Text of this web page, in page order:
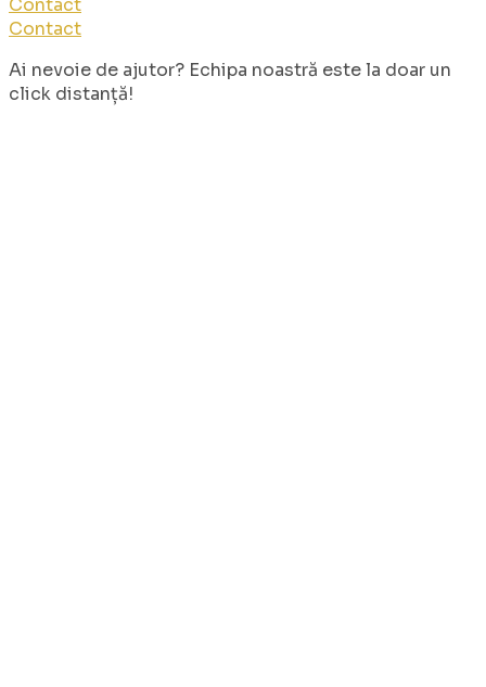
Contact
Contact
Ai nevoie de ajutor? Echipa noastră este la doar un
click distanță!